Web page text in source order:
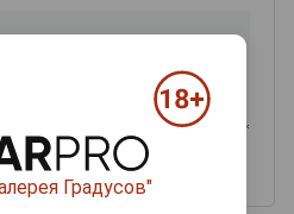
Градусов"